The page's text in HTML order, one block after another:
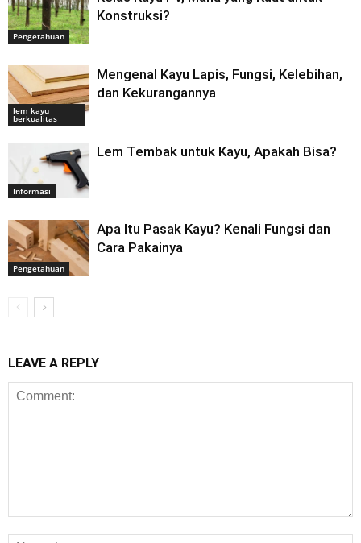
Pengetahuan
Konstruksi?
lem kayu
berkualitas
Mengenal Kayu Lapis, Fungsi, Kelebihan,
dan Kekurangannya
Informasi
Lem Tembak untuk Kayu, Apakah Bisa?
Pengetahuan
Apa Itu Pasak Kayu? Kenali Fungsi dan
Cara Pakainya
LEAVE A REPLY